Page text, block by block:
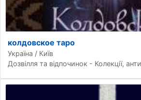
колдовское таро
Україна / Київ
Дозвілля та відпочинок - Колекції,